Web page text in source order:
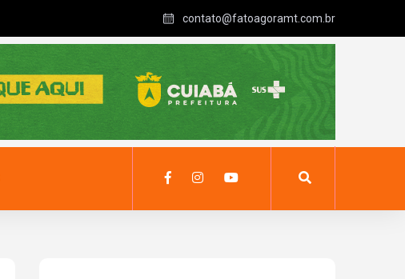
contato@fatoagoramt.com.br